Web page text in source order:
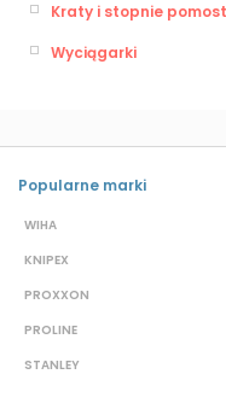
Kraty i stopnie
Wyciągarki
Popularne marki
WIHA
KNIPEX
PROXXON
PROLINE
STANLEY